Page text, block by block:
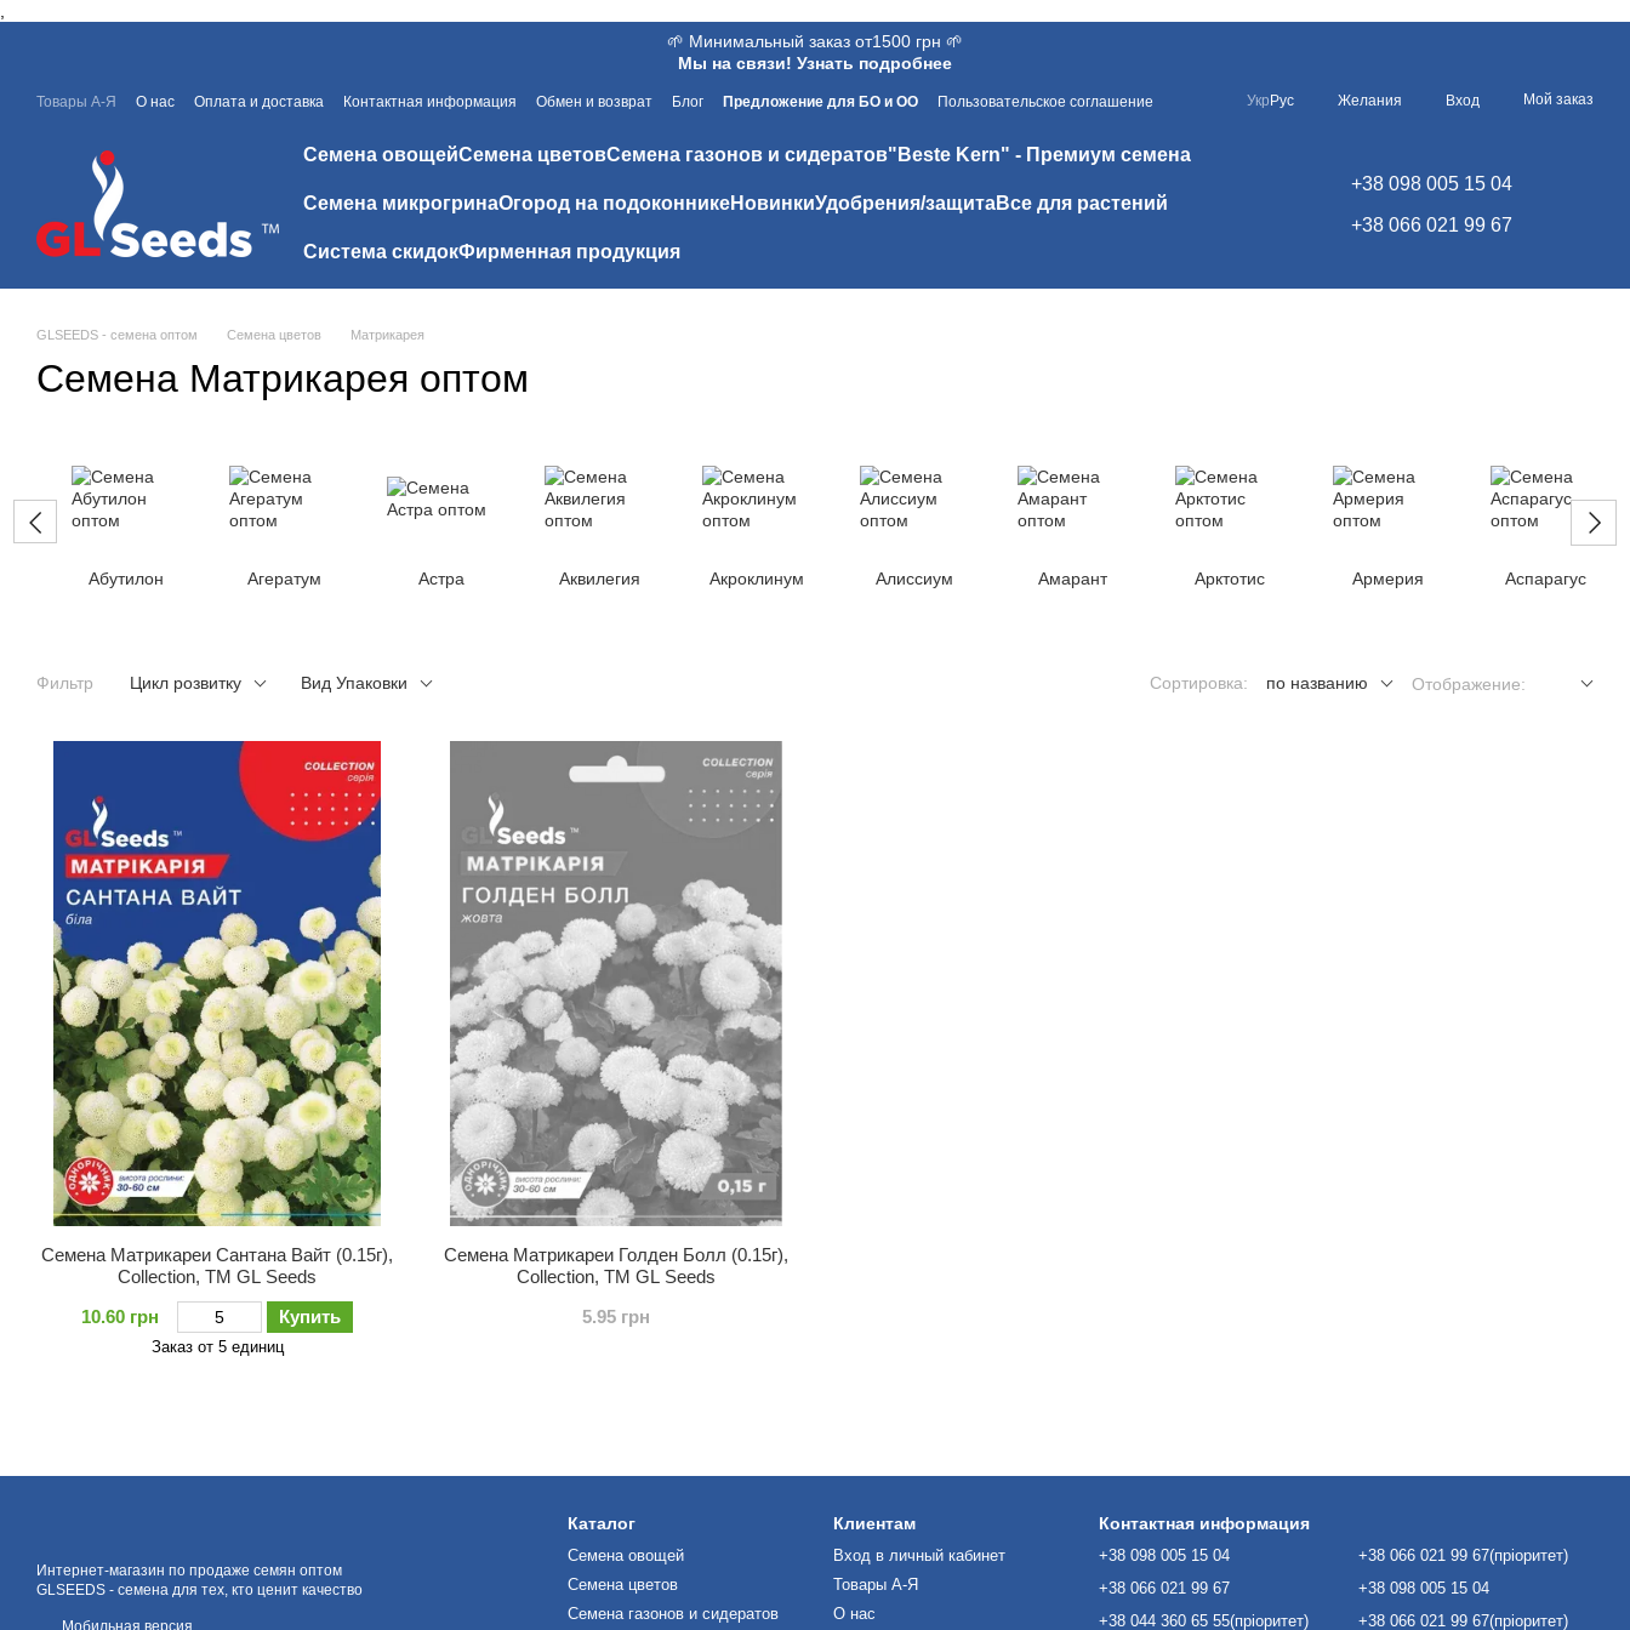
🌱 Минимальный заказ от1500 грн 🌱
Мы на связи! Узнать подробнее
Товары А-Я О нас Оплата и доставка Контактная информация Обмен и возврат Блог Предложение для БО и ОО
Пользовательское соглашение
Укр Рус Желания Вход Мой заказ
Семена овощейСемена цветовСемена газонов и сидератов"Beste Kern" - Премиум семена
Семена микрогринаОгород на подоконникеНовинкиУдобрения/защитаВсе для растений
Система скидокФирменная продукция
+38 098 005 15 04
+38 066 021 99 67
GLSEEDS - семена оптом Семена цветов Матрикарея
Семена Матрикарея оптом
Абутилон Агератум Астра Аквилегия Акроклинум Алиссиум Амарант Арктотис Армерия Аспарагус
Фильтр Цикл розвитку Вид Упаковки Сортировка: по названию Отображение:
Семена Матрикареи Сантана Вайт (0.15г),
Collection, TM GL Seeds
10.60 грн
Купить
Заказ от 5 единиц
Семена Матрикареи Голден Болл (0.15г),
Collection, TM GL Seeds
5.95 грн
Интернет-магазин по продаже семян оптом
GLSEEDS - семена для тех, кто ценит качество
Мобильная версия
Каталог
Семена овощей
Семена цветов
Семена газонов и сидератов
Клиентам
Вход в личный кабинет
Товары А-Я
О нас
Контактная информация
+38 098 005 15 04
+38 066 021 99 67
+38 044 360 65 55(пріоритет)
+38 066 021 99 67(пріоритет)
+38 098 005 15 04
+38 066 021 99 67(пріоритет)